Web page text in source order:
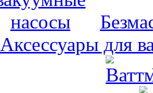
Аксессуары для